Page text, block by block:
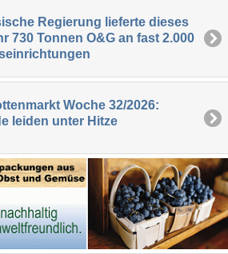
Regierung lieferte dieses
730 Tonnen O&G an fast 2.000
Woche 32/2026:
leiden unter Hitze